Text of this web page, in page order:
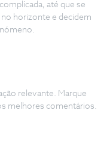
até que se
no horizonte e decidem
relevante. Marque
melhores comentários.